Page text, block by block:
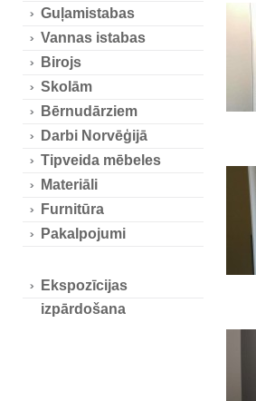
Guļamistabas
Vannas istabas
Birojs
Skolām
Bērnudārziem
Darbi Norvēģijā
Tipveida mēbeles
Materiāli
Furnitūra
Pakalpojumi
Ekspozīcijas
izpārdošana